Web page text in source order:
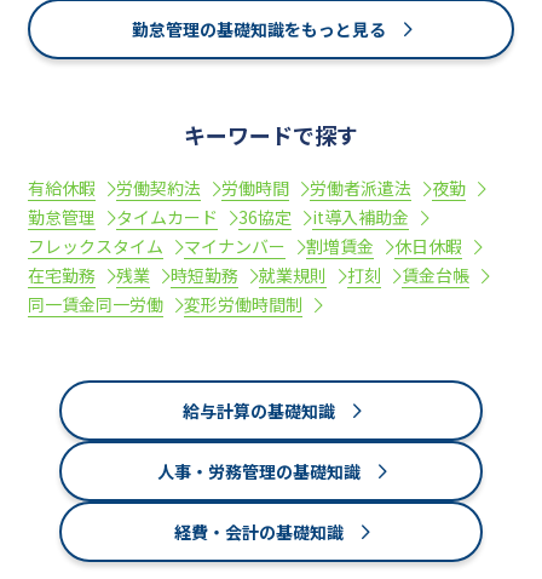
勤怠管理の基礎知識をもっと見る
キーワードで探す
有給休暇 労働契約法 労働時間 労働者派遣法
夜勤
勤怠管理
タイムカード 36協定
it導入補助金
フレックスタイム
マイナンバー 割増賃金
休日休暇
在宅勤務
残業 時短勤務 就業規則 打刻
賃金台帳
同一賃金同一労働
変形労働時間制
給与計算の基礎知識
人事・労務管理の基礎知識
経費・会計の基礎知識